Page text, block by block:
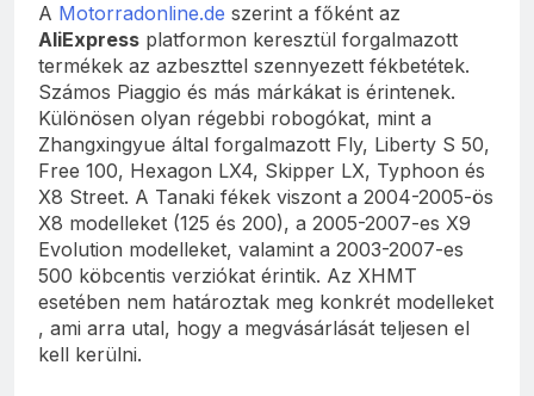
A Motorradonline.de szerint a főként az
AliExpress platformon keresztül forgalmazott
termékek az azbeszttel szennyezett fékbetétek.
Számos Piaggio és más márkákat is érintenek.
Különösen olyan régebbi robogókat, mint a
Zhangxingyue által forgalmazott Fly, Liberty S 50,
Free 100, Hexagon LX4, Skipper LX, Typhoon és
X8 Street. A Tanaki fékek viszont a 2004-2005-ös
X8 modelleket (125 és 200), a 2005-2007-es X9
Evolution modelleket, valamint a 2003-2007-es
500 köbcentis verziókat érintik. Az XHMT
esetében nem határoztak meg konkrét modelleket
, ami arra utal, hogy a megvásárlását teljesen el
kell kerülni.